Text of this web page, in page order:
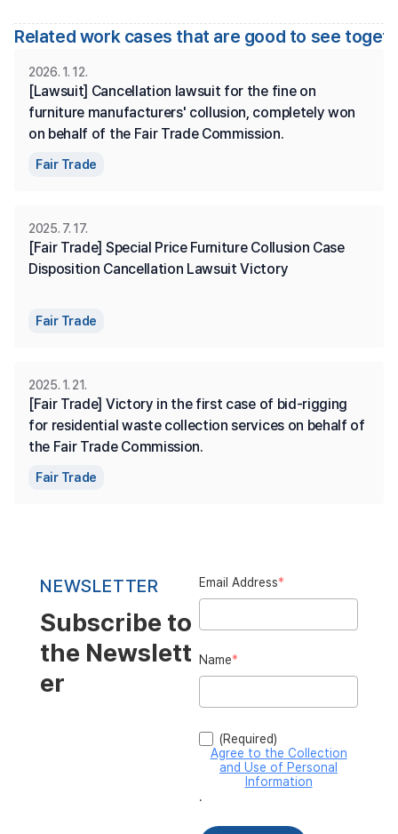
Related work cases that are good to see
Fair Trade
[Lawsuit] Cancellation lawsuit for the fine on
furniture manufacturers' collusion, completely won
on behalf of the Fair Trade Commission.
2026. 1. 12.
Fair Trade
[Fair Trade] Special Price Furniture Collusion Case
Disposition Cancellation Lawsuit Victory
2025. 7. 17.
Fair Trade
[Fair Trade] Victory in the first case of bid-rigging
for residential waste collection services on behalf of
the Fair Trade Commission.
2025. 1. 21.